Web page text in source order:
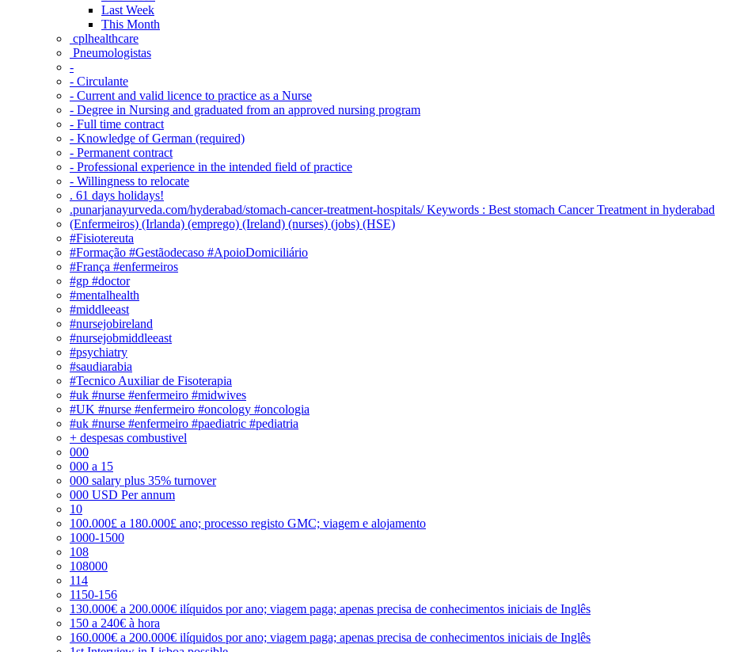
Last Week
This Month
‎ cplhealthcare‬
Pneumologistas
-
- Circulante
- Current and valid licence to practice as a Nurse
- Degree in Nursing and graduated from an approved nursing program
- Full time contract
- Knowledge of German (required)
- Permanent contract
- Professional experience in the intended field of practice
- Willingness to relocate
. 61 days holidays!
.punarjanayurveda.com/hyderabad/stomach-cancer-treatment-hospitals/ Keywords : Best stomach Cancer Treatment in hyderabad
(Enfermeiros) (Irlanda) (emprego) (Ireland) (nurses) (jobs) (HSE)
#Fisiotereuta
#Formação #Gestãodecaso #ApoioDomiciliário
#França #enfermeiros
#gp #doctor
#mentalhealth
#middleeast
#nursejobireland
#nursejobmiddleeast
#psychiatry
#saudiarabia
#Tecnico Auxiliar de Fisoterapia
#uk #nurse #enfermeiro #midwives
#UK #nurse #enfermeiro #oncology #oncologia
#uk #nurse #enfermeiro #paediatric #pediatria
+ despesas combustivel
000
000 a 15
000 salary plus 35% turnover
000 USD Per annum
10
100.000£ a 180.000£ ano; processo registo GMC; viagem e alojamento
1000-1500
108
108000
114
1150-156
130.000€ a 200.000€ ilíquidos por ano; viagem paga; apenas precisa de conhecimentos iniciais de Inglês
150 a 240€ à hora
160.000€ a 200.000€ ilíquidos por ano; viagem paga; apenas precisa de conhecimentos iniciais de Inglês